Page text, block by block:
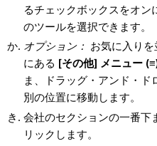
るチェックボックスをオン
のツールを選択できます。
オプション： お気に入り
にある [その他] メニュー
ま、ドラッグ・アンド・
別の位置に移動します。
会社のセクションの一番下
リックします。